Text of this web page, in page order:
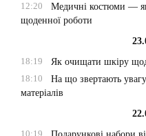
12:20
Медичні костюми —
щоденної роботи
18:19
Як очищати шкіру
18:10
На що звертають
матеріалів
10:19